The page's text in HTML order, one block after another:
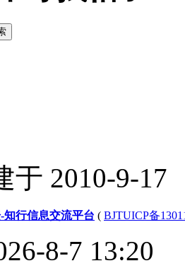
于 2010-9-17
知行信息交流平台 ( BJTUICP备
8-7 13:20